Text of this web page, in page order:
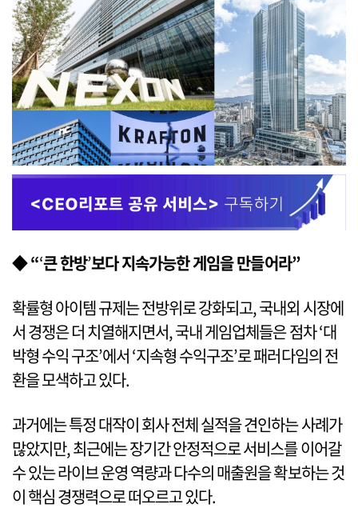
◆ “‘큰 한방’보다 지속가능한 게임을 만들어라”
확률형 아이템 규제는 전방위로 강화되고, 국내외 시장에
서 경쟁은 더 치열해지면서, 국내 게임업체들은 점차 ‘대
박형 수익 구조’에서 ‘지속형 수익구조’로 패러다임의 전
환을 모색하고 있다.
과거에는 특정 대작이 회사 전체 실적을 견인하는 사례가
많았지만, 최근에는 장기간 안정적으로 서비스를 이어갈
수 있는 라이브 운영 역량과 다수의 매출원을 확보하는 것
이 핵심 경쟁력으로 떠오르고 있다.